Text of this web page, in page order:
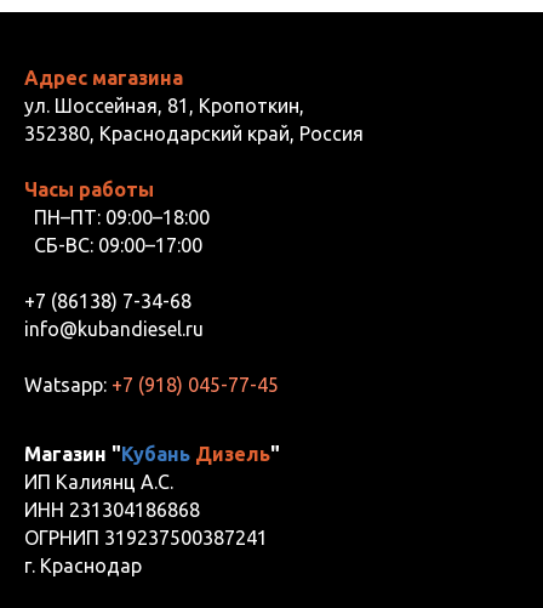
Адрес магазина
ул. Шоссейная, 81, Кропоткин,
352380, Краснодарский край, Россия
Часы работы
ПН–ПТ: 09:00–18:00
СБ-ВС: 09:00–17:00
+7 (86138) 7-34-68
info@kubandiesel.ru
Watsapp: +7 (918) 045-77-45
Магазин "Кубань Дизель"
ИП Калиянц А.С.
ИНН 231304186868
ОГРНИП 319237500387241
г. Краснодар